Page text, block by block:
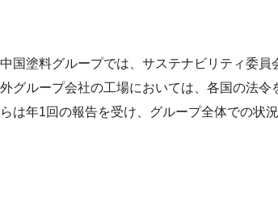
中国塗料グループでは、サステナビリティ委
外グループ会社の工場においては、各国の法
らは年1回の報告を受け、グループ全体での状